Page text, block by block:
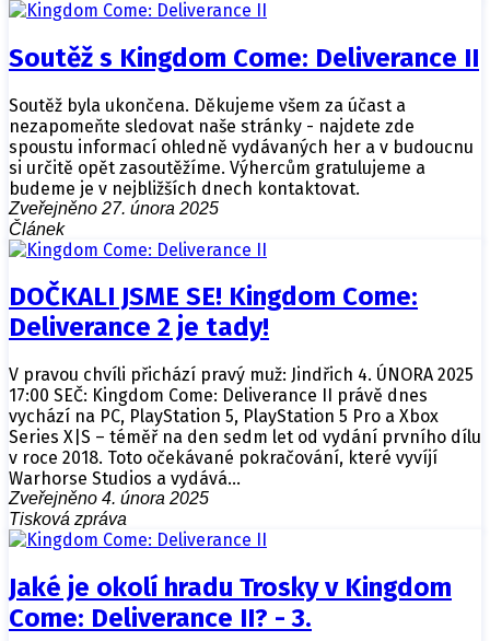
Soutěž s Kingdom Come: Deliverance II
Soutěž byla ukončena. Děkujeme všem za účast a
nezapomeňte sledovat naše stránky - najdete zde
spoustu informací ohledně vydávaných her a v budoucnu
si určitě opět zasoutěžíme. Výhercům gratulujeme a
budeme je v nejbližších dnech kontaktovat.
Zveřejněno 27. února 2025
Článek
DOČKALI JSME SE! Kingdom Come:
Deliverance 2 je tady!
V pravou chvíli přichází pravý muž: Jindřich 4. ÚNORA 2025
17:00 SEČ: Kingdom Come: Deliverance II právě dnes
vychází na PC, PlayStation 5, PlayStation 5 Pro a Xbox
Series X|S – téměř na den sedm let od vydání prvního dílu
v roce 2018. Toto očekávané pokračování, které vyvíjí
Warhorse Studios a vydává…
Zveřejněno 4. února 2025
Tisková zpráva
Jaké je okolí hradu Trosky v Kingdom
Come: Deliverance II? - 3.